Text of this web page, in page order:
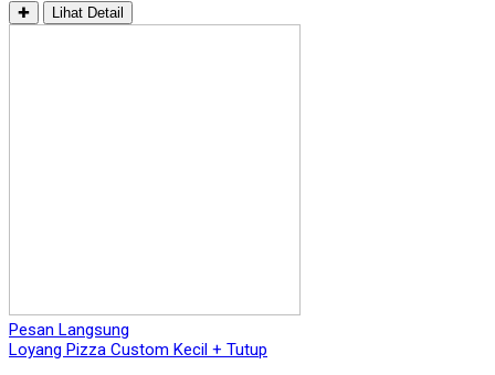
✚ Lihat Detail
Pesan Langsung
Loyang Pizza Custom Kecil + Tutup